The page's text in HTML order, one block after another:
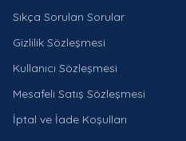
Sıkça Sorulan Sorular
Gizlilik Sözleşmesi
Kullanıcı Sözleşmesi
Mesafeli Satış Sözleşmesi
İptal ve İade Koşulları